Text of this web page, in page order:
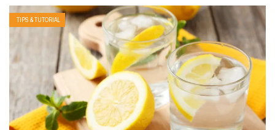
TIPS & TUTORIAL